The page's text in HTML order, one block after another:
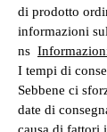
di prodotto
informazioni
ns
I tempi di
Sebbene ci
date di